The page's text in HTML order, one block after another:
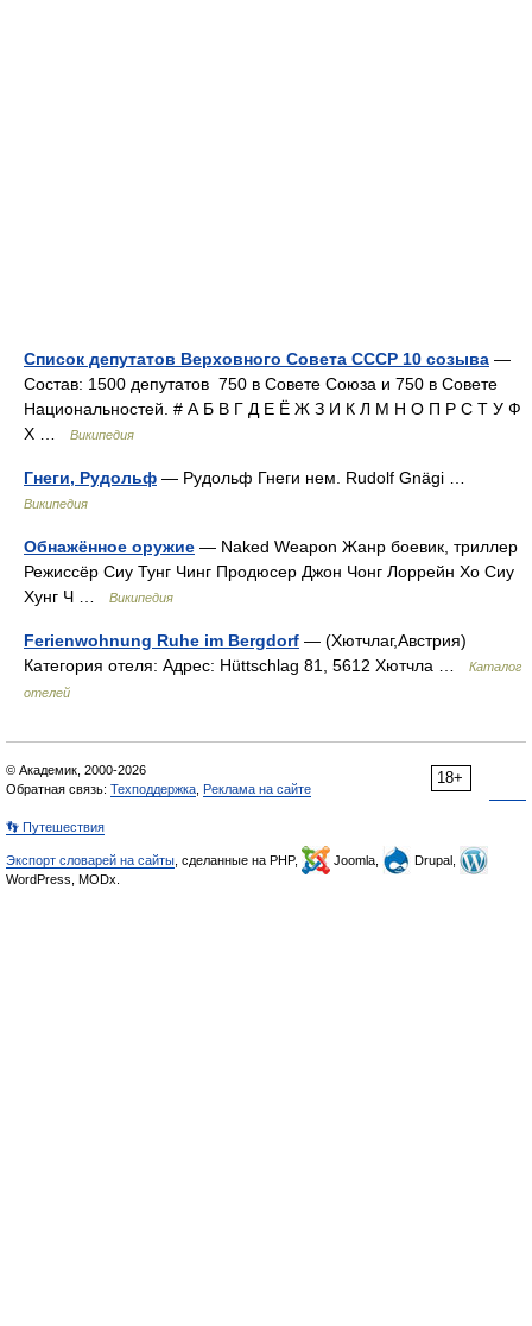
Список депутатов Верховного Совета СССР 10 созыва —
Состав: 1500 депутатов 750 в Совете Союза и 750 в Совете
Национальностей. # А Б В Г Д Е Ё Ж З И К Л М Н О П Р С Т У Ф
Х …
Википедия
Гнеги, Рудольф — Рудольф Гнеги нем. Rudolf Gnägi …
Википедия
Обнажённое оружие — Naked Weapon Жанр боевик, триллер
Режиссёр Сиу Тунг Чинг Продюсер Джон Чонг Лоррейн Хо Сиу
Хунг Ч …
Википедия
Ferienwohnung Ruhe im Bergdorf — (Хютчлаг,Австрия)
Категория отеля: Адрес: Hüttschlag 81, 5612 Хютчла …
Каталог
отелей
18+
© Академик, 2000-2026
Обратная связь: Техподдержка Реклама на сайте
👣 Путешествия
Экспорт словарей на сайты , сделанные на PHP, Joomla,
Drupal,
WordPress, MODx.